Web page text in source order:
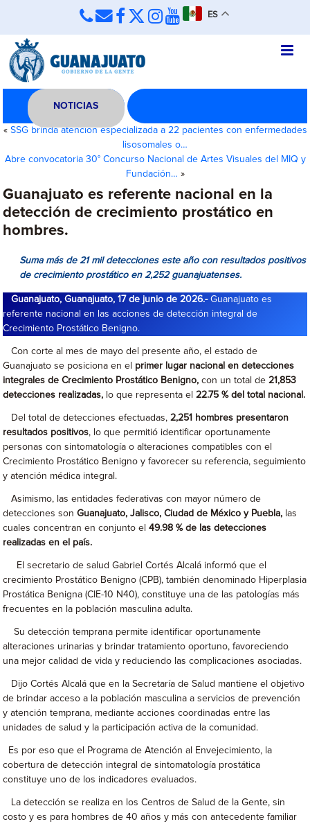
ES
NOTICIAS
« SSG brinda atención especializada a 22 pacientes con enfermedades
lisosomales o…
Abre convocatoria 30° Concurso Nacional de Artes Visuales del MIQ y
Fundación… »
Guanajuato es referente nacional en la
detección de crecimiento prostático en
hombres.
Suma más de 21 mil detecciones este año con resultados positivos
de crecimiento prostático en 2,252 guanajuatenses.
Guanajuato, Guanajuato, 17 de junio de 2026.-Guanajuato es
referente nacional en las acciones de detección integral de
Crecimiento Prostático Benigno.
Con corte al mes de mayo del presente año, el estado de
Guanajuato se posiciona en el primer lugar nacional en detecciones
integrales de Crecimiento Prostático Benigno, con un total de21,853
detecciones realizadas, lo que representa el22.75 % del total nacional .
Del total de detecciones efectuadas,2,251 hombres presentaron
resultados positivos, lo que permitió identificar oportunamente
personas con sintomatología o alteraciones compatibles con el
Crecimiento Prostático Benigno y favorecer su referencia, seguimiento
y atención médica integral.
Asimismo, las entidades federativas con mayor número de
detecciones sonGuanajuato, Jalisco, Ciudad de México y Puebla, las
cuales concentran en conjunto el49.98 % de las detecciones
realizadas en el país.
El secretario de salud Gabriel Cortés Alcalá informó que el
crecimiento Prostático Benigno (CPB), también denominado Hiperplasia
Prostática Benigna (CIE-10 N40), constituye una de las patologías más
frecuentes en la población masculina adulta.
Su detección temprana permite identificar oportunamente
alteraciones urinarias y brindar tratamiento oportuno, favoreciendo
una mejor calidad de vida y reduciendo las complicaciones asociadas.
Dijo Cortés Alcalá que en la Secretaría de Salud mantiene el objetivo
de brindar acceso a la población masculina a servicios de prevención
y atención temprana, mediante acciones coordinadas entre las
unidades de salud y la participación activa de la comunidad.
Es por eso que el Programa de Atención al Envejecimiento, la
cobertura de detección integral de sintomatología prostática
constituye uno de los indicadores evaluados.
La detección se realiza en los Centros de Salud de la Gente, sin
costo y es para hombres de 40 años y más con antecedente familiar